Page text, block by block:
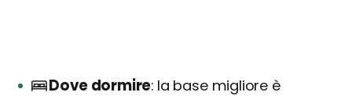
Dove dormire la base migliore è